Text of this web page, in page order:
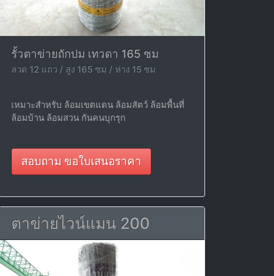
รั้วตาข่ายถักปม เทวดา 165 ซม
ลวด 12 แถว / สูง 165 ซม / ห่าง 15 ซม
เหมาะสำหรับ ล้อมเขตแดน ล้อมสัตว์ ล้อมพื้นที่
ล้อมบ้าน ล้อมสวน กันคนบุกรุก
สอบถาม ขอใบเสนอราคา
ตาข่ายไวน์แมน 200